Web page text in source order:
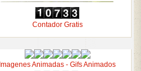
Contador Gratis
Imagenes Animadas - Gifs Animados